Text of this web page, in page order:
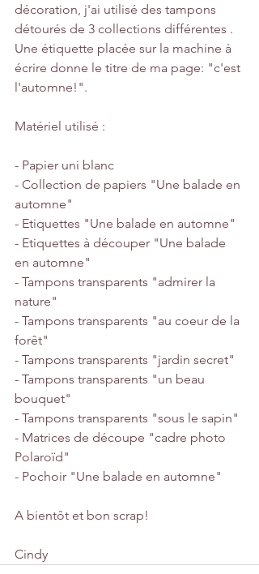
décoration, j'ai utilisé des tampons
détourés de 3 collections différentes .
Une étiquette placée sur la machine à
écrire donne le titre de ma page: "c'est
l'automne!".
Matériel utilisé :
- Papier uni blanc
- Collection de papiers "Une balade en
automne"
- Etiquettes "Une balade en automne"
- Etiquettes à découper "Une balade
en automne"
- Tampons transparents "admirer la
nature"
- Tampons transparents "au coeur de la
forêt"
- Tampons transparents "jardin secret"
- Tampons transparents "un beau
bouquet"
- Tampons transparents "sous le sapin"
- Matrices de découpe "cadre photo
Polaroïd"
- Pochoir "Une balade en automne"
A bientôt et bon scrap!
Cindy